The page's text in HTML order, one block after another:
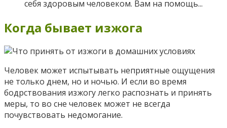
себя здоровым человеком. Вам на помощь...
Когда бывает изжога
Человек может испытывать неприятные ощущения
не только днем, но и ночью. И если во время
бодрствования изжогу легко распознать и принять
меры, то во сне человек может не всегда
почувствовать недомогание.